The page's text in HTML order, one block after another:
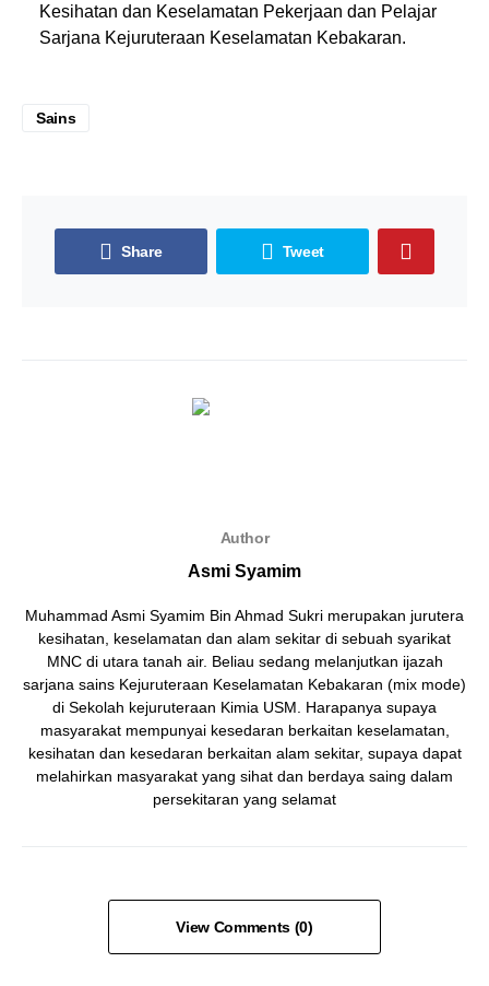
Kesihatan dan Keselamatan Pekerjaan dan Pelajar
Sarjana Kejuruteraan Keselamatan Kebakaran.
Sains
Share Tweet
Author
Asmi Syamim
Muhammad Asmi Syamim Bin Ahmad Sukri merupakan jurutera
kesihatan, keselamatan dan alam sekitar di sebuah syarikat
MNC di utara tanah air. Beliau sedang melanjutkan ijazah
sarjana sains Kejuruteraan Keselamatan Kebakaran (mix mode)
di Sekolah kejuruteraan Kimia USM. Harapanya supaya
masyarakat mempunyai kesedaran berkaitan keselamatan,
kesihatan dan kesedaran berkaitan alam sekitar, supaya dapat
melahirkan masyarakat yang sihat dan berdaya saing dalam
persekitaran yang selamat
View Comments (0)